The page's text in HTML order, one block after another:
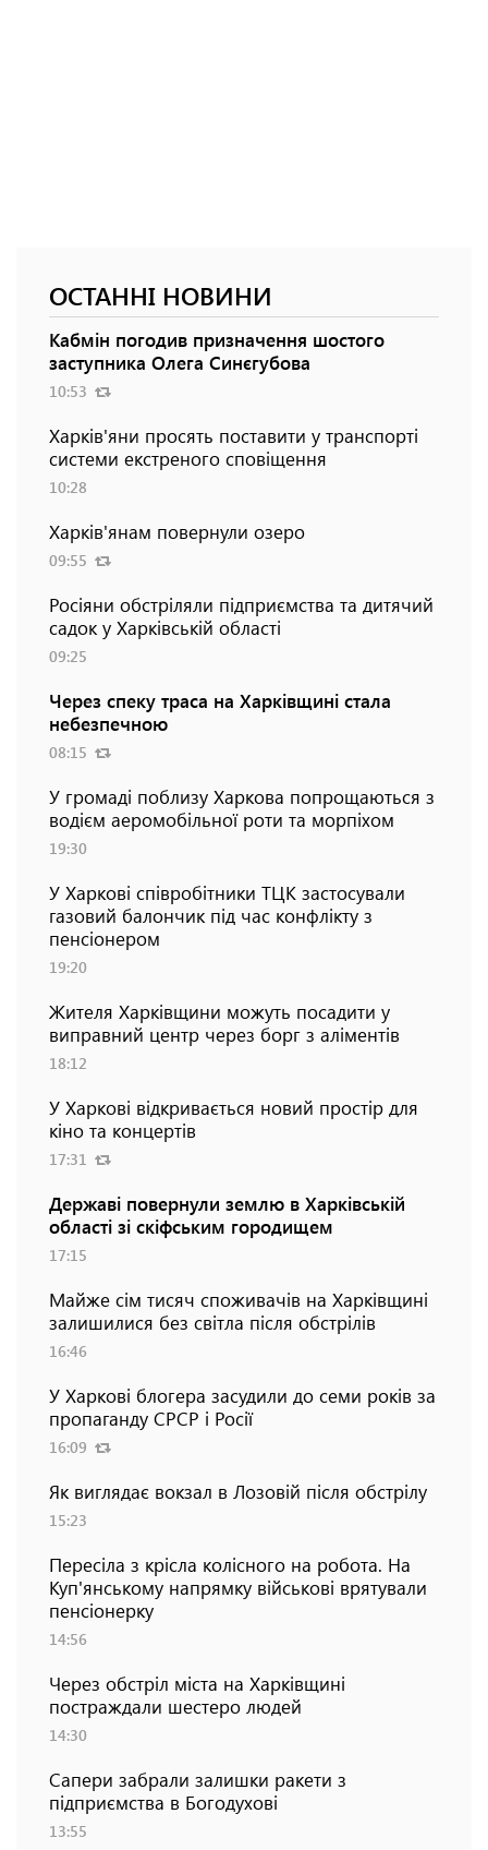
ОСТАННІ НОВИНИ
Кабмін погодив призначення шостого
заступника Олега Синєгубова
10:53
Харків'яни просять поставити у транспорті
системи екстреного сповіщення
10:28
Харків'янам повернули озеро
09:55
Росіяни обстріляли підприємства та дитячий
садок у Харківській області
09:25
Через спеку траса на Харківщині стала
небезпечною
08:15
У громаді поблизу Харкова попрощаються з
водієм аеромобільної роти та морпіхом
19:30
У Харкові співробітники ТЦК застосували
газовий балончик під час конфлікту з
пенсіонером
19:20
Жителя Харківщини можуть посадити у
виправний центр через борг з аліментів
18:12
У Харкові відкривається новий простір для
кіно та концертів
17:31
Державі повернули землю в Харківській
області зі скіфським городищем
17:15
Майже сім тисяч споживачів на Харківщині
залишилися без світла після обстрілів
16:46
У Харкові блогера засудили до семи років за
пропаганду СРСР і Росії
16:09
Як виглядає вокзал в Лозовій після обстрілу
15:23
Пересіла з крісла колісного на робота. На
Куп'янському напрямку військові врятували
пенсіонерку
14:56
Через обстріл міста на Харківщині
постраждали шестеро людей
14:30
Сапери забрали залишки ракети з
підприємства в Богодухові
13:55